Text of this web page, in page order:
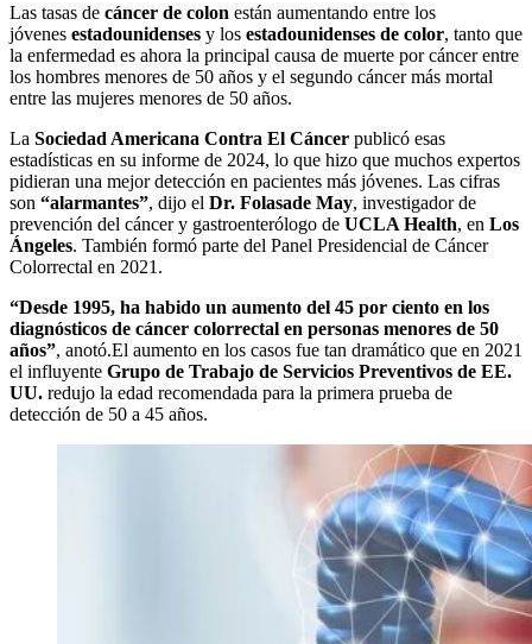
Las tasas de cáncer de colon están aumentando entre los
jóvenes estadounidenses y los estadounidenses de color, tanto que
la enfermedad es ahora la principal causa de muerte por cáncer entre
los hombres menores de 50 años y el segundo cáncer más mortal
entre las mujeres menores de 50 años.
La Sociedad Americana Contra El Cáncer publicó esas
estadísticas en su informe de 2024, lo que hizo que muchos expertos
pidieran una mejor detección en pacientes más jóvenes. Las cifras
son “alarmantes”, dijo el Dr. Folasade May, investigador de
prevención del cáncer y gastroenterólogo de UCLA Health, en Los
Ángeles. También formó parte del Panel Presidencial de Cáncer
Colorrectal en 2021.
“Desde 1995, ha habido un aumento del 45 por ciento en los
diagnósticos de cáncer colorrectal en personas menores de 50
años”, anotó.El aumento en los casos fue tan dramático que en 2021
el influyente Grupo de Trabajo de Servicios Preventivos de EE.
UU. redujo la edad recomendada para la primera prueba de
detección de 50 a 45 años.